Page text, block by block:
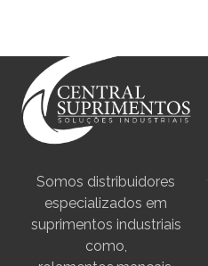
Somos distribuidores
especializados em
suprimentos industriais
como,